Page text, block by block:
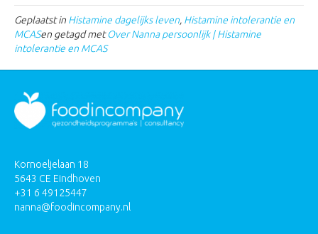
Geplaatst in Histamine dagelijks leven, Histamine intolerantie en
MCASen getagd metOver Nanna persoonlijk | Histamine
intolerantie en MCAS
Kornoeljelaan 18
5643 CE Eindhoven
+31 6 49125447
nanna@foodincompany.nl